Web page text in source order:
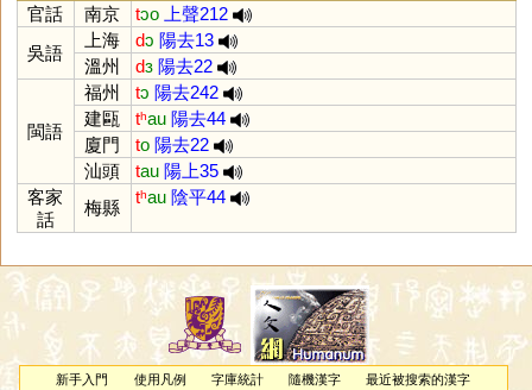
官話
南京 tɔo
上聲212
吳語
上海 dɔ 陽去13
溫州
dɜ 陽去22
閩語
福州 tɔ 陽去242
建甌
tʰau 陽去44
廈門
to 陽去22
汕頭
tau 陽上35
客家
話
梅縣
tʰau 陰平44
新手入門 使用凡例 字庫統計 隨機漢字
最近被搜索的漢字